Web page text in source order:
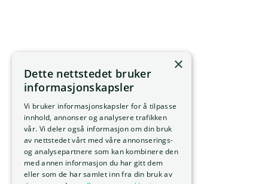
×
Dette nettstedet bruker
informasjonskapsler
Vi bruker informasjonskapsler for å tilpasse
innhold, annonser og analysere trafikken
vår. Vi deler også informasjon om din bruk
av nettstedet vårt med våre annonserings-
og analysepartnere som kan kombinere den
med annen informasjon du har gitt dem
eller som de har samlet inn fra din bruk av